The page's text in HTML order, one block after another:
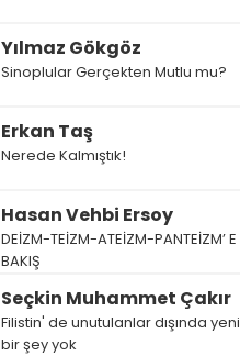
Yılmaz Gökgöz
Sinoplular Gerçekten Mutlu mu?
Erkan Taş
Nerede Kalmıştık!
Hasan Vehbi Ersoy
DEİZM-TEİZM-ATEİZM-PANTEİZM’ E
BAKIŞ
Seçkin Muhammet Çakır
Filistin' de unutulanlar dışında yeni
bir şey yok